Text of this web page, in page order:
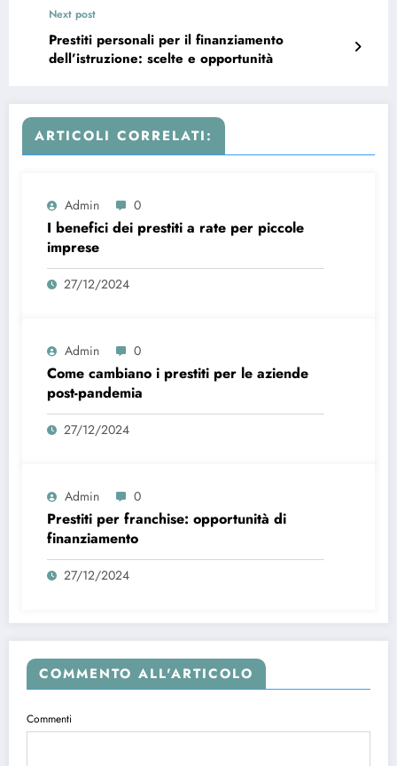
Next post
Prestiti personali per il finanziamento
dell’istruzione: scelte e opportunità
ARTICOLI CORRELATI:
Admin 0
I benefici dei prestiti a rate per piccole
imprese
27/12/2024
Admin 0
Come cambiano i prestiti per le aziende
post-pandemia
27/12/2024
Admin 0
Prestiti per franchise: opportunità di
finanziamento
27/12/2024
COMMENTO ALL'ARTICOLO
Commenti